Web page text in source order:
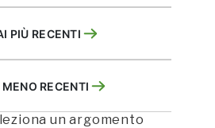
PIÙ RECENTI
RECENTI
un argomento